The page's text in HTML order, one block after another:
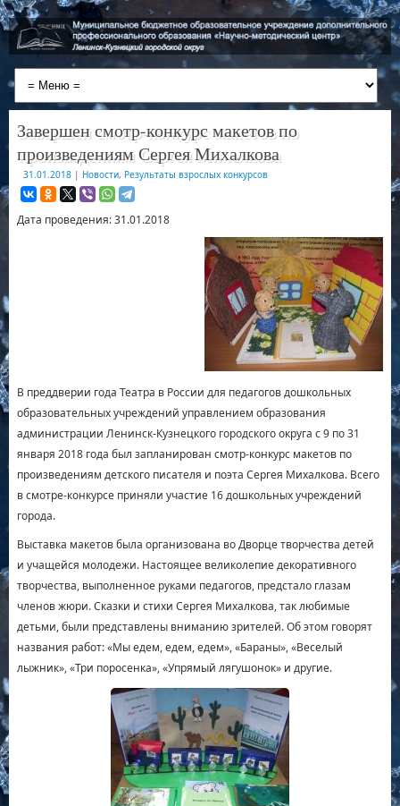
Завершен смотр-конкурс макетов по
произведениям Сергея Михалкова
31.01.2018 | Новости, Результаты взрослых конкурсов
Дата проведения: 31.01.2018
В преддверии года Театра в России для педагогов дошкольных
образовательных учреждений управлением образования
администрации Ленинск-Кузнецкого городского округа с 9 по 31
января 2018 года был запланирован смотр-конкурс макетов по
произведениям детского писателя и поэта Сергея Михалкова. Всего
в смотре-конкурсе приняли участие 16 дошкольных учреждений
города.
Выставка макетов была организована во Дворце творчества детей
и учащейся молодежи. Настоящее великолепие декоративного
творчества, выполненное руками педагогов, предстало глазам
членов жюри. Сказки и стихи Сергея Михалкова, так любимые
детьми, были представлены вниманию зрителей. Об этом говорят
названия работ: «Мы едем, едем, едем», «Бараны», «Веселый
лыжник», «Три поросенка», «Упрямый лягушонок» и другие.